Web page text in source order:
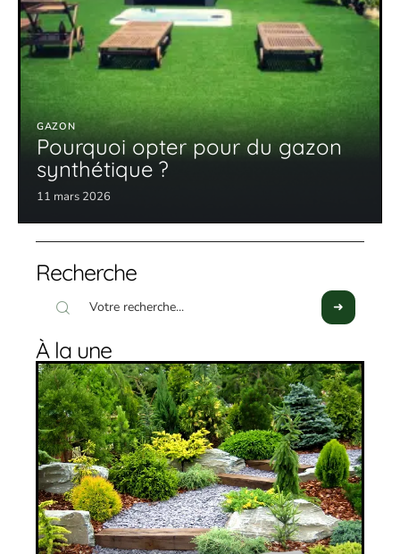
GAZON
Pourquoi opter pour du gazon
synthétique ?
11 mars 2026
Recherche
À la une